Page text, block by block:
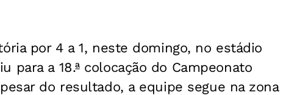
por 4 a 1, neste domingo, no estádio
para a 18.ª colocação do Campeonato
do resultado, a equipe segue na zona